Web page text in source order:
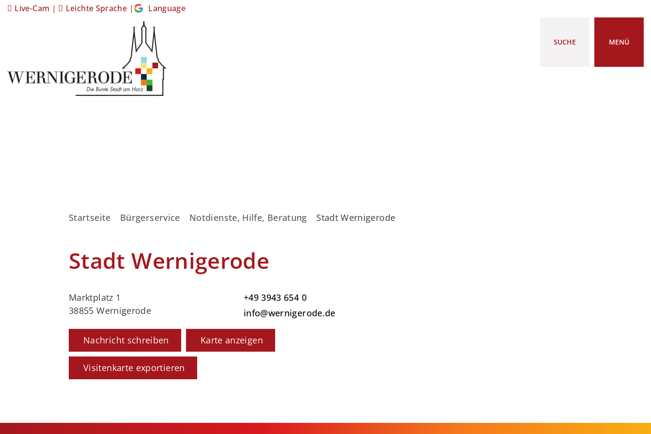
Live-Cam | Leichte Sprache | Language
SUCHE MENÜ
Startseite Bürgerservice Notdienste, Hilfe, Beratung Stadt Wernigerode
Stadt Wernigerode
Marktplatz 1
38855 Wernigerode
+49 3943 654 0
info@wernigerode.de
Nachricht schreiben Karte anzeigen
Visitenkarte exportieren